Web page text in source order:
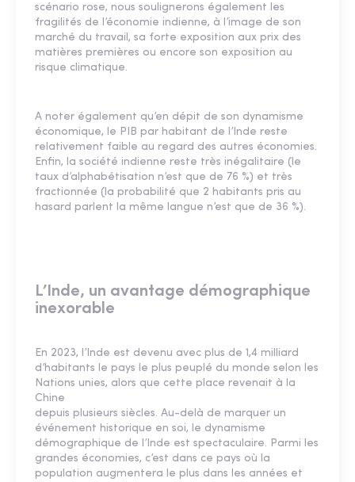
scénario rose, nous soulignerons également les
fragilités de l’économie indienne, à l’image de son
marché du travail, sa forte exposition aux prix des
matières premières ou encore son exposition au
risque climatique.
A noter également qu’en dépit de son dynamisme
économique, le PIB par habitant de l’Inde reste
relativement faible au regard des autres économies.
Enfin, la société indienne reste très inégalitaire (le
taux d’alphabétisation n’est que de 76 %) et très
fractionnée (la probabilité que 2 habitants pris au
hasard parlent la même langue n’est que de 36 %).
L’Inde, un avantage démographique
inexorable
En 2023, l’Inde est devenu avec plus de 1,4 milliard
d’habitants le pays le plus peuplé du monde selon les
Nations unies, alors que cette place revenait à la
Chine
depuis plusieurs siècles. Au-delà de marquer un
événement historique en soi, le dynamisme
démographique de l’Inde est spectaculaire. Parmi les
grandes économies, c’est dans ce pays où la
population augmentera le plus dans les années et